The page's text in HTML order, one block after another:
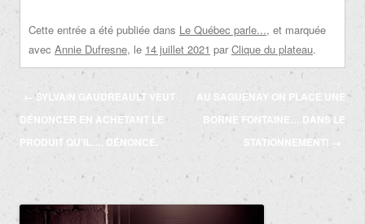
Cette entrée a été publiée dans Le Québec parle..., et marquée
avec Annie Dufresne, le 14 juillet 2021 par Clique du plateau.
Navigation
des
articles
← SYLVAIN GAUDREAULT VEUT
DÉNONCER EN ACHETANT LE
PRODUIT QU’IL…. DÉNONCE.
AU SAGUENAY ON PLACE UNE
BORNE FONTAINE… DANS LE
STATIONNEMENT!
→